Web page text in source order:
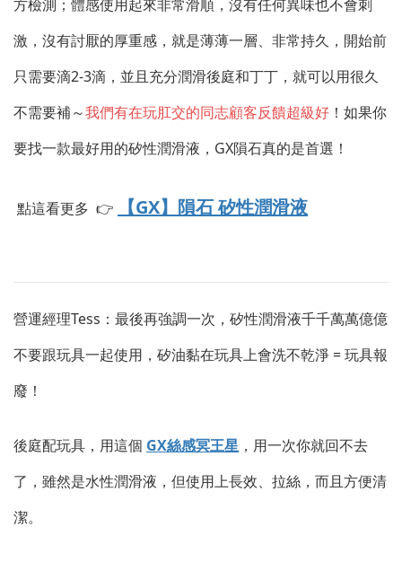
方檢測；體感使用起來非常滑順，沒有任何異味也不會刺
激，沒有討厭的厚重感，就是薄薄一層、非常持久，開始前
只需要滴2-3滴，並且充分潤滑後庭和丁丁，就可以用很久
不需要補～我們有在玩肛交的同志顧客反饋超級好 ！如果你
要找一款最好用的矽性潤滑液，GX隕石真的是首選！
點這看更多 👉 【GX】隕石 矽性潤滑液
營運經理Tess：最後再強調一次，矽性潤滑液千千萬萬億億
不要跟玩具一起使用，矽油黏在玩具上會洗不乾淨 = 玩具報
廢！
後庭配玩具，用這個 GX絲感冥王星 ，用一次你就回不去
了，雖然是水性潤滑液，但使用上長效、拉絲，而且方便清
潔。